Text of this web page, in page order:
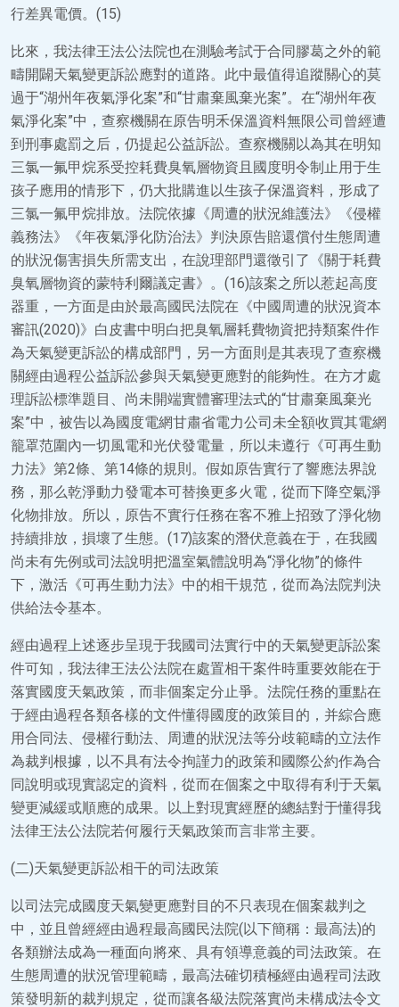
行差異電價。(15)
比來，我法律王法公法院也在測驗考試于合同膠葛之外的範
疇開闢天氣變更訴訟應對的道路。此中最值得追蹤關心的莫
過于“湖州年夜氣淨化案”和“甘肅棄風棄光案”。在“湖州年夜
氣淨化案”中，查察機關在原告明禾保溫資料無限公司曾經遭
到刑事處罰之后，仍提起公益訴訟。查察機關以為其在明知
三氯一氟甲烷系受控耗費臭氧層物資且國度明令制止用于生
孩子應用的情形下，仍大批購進以生孩子保溫資料，形成了
三氯一氟甲烷排放。法院依據《周遭的狀況維護法》《侵權
義務法》《年夜氣淨化防治法》判決原告賠還償付生態周遭
的狀況傷害損失所需支出，在說理部門還徵引了《關于耗費
臭氧層物資的蒙特利爾議定書》。(16)該案之所以惹起高度
器重，一方面是由於最高國民法院在《中國周遭的狀況資本
審訊(2020)》白皮書中明白把臭氧層耗費物資把持類案件作
為天氣變更訴訟的構成部門，另一方面則是其表現了查察機
關經由過程公益訴訟參與天氣變更應對的能夠性。在方才處
理訴訟標準題目、尚未開端實體審理法式的“甘肅棄風棄光
案”中，被告以為國度電網甘肅省電力公司未全額收買其電網
籠罩范圍內一切風電和光伏發電量，所以未遵行《可再生動
力法》第2條、第14條的規則。假如原告實行了響應法界說
務，那么乾淨動力發電本可替換更多火電，從而下降空氣淨
化物排放。所以，原告不實行任務在客不雅上招致了淨化物
持續排放，損壞了生態。(17)該案的潛伏意義在于，在我國
尚未有先例或司法說明把溫室氣體說明為“淨化物”的條件
下，激活《可再生動力法》中的相干規范，從而為法院判決
供給法令基本。
經由過程上述逐步呈現于我國司法實行中的天氣變更訴訟案
件可知，我法律王法公法院在處置相干案件時重要效能在于
落實國度天氣政策，而非個案定分止爭。法院任務的重點在
于經由過程各類各樣的文件懂得國度的政策目的，并綜合應
用合同法、侵權行動法、周遭的狀況法等分歧範疇的立法作
為裁判根據，以不具有法令拘謹力的政策和國際公約作為合
同說明或現實認定的資料，從而在個案之中取得有利于天氣
變更減緩或順應的成果。以上對現實經歷的總結對于懂得我
法律王法公法院若何履行天氣政策而言非常主要。
(二)天氣變更訴訟相干的司法政策
以司法完成國度天氣變更應對目的不只表現在個案裁判之
中，並且曾經經由過程最高國民法院(以下簡稱：最高法)的
各類辦法成為一種面向將來、具有領導意義的司法政策。在
生態周遭的狀況管理範疇，最高法確切積極經由過程司法政
策發明新的裁判規定，從而讓各級法院落實尚未構成法令文